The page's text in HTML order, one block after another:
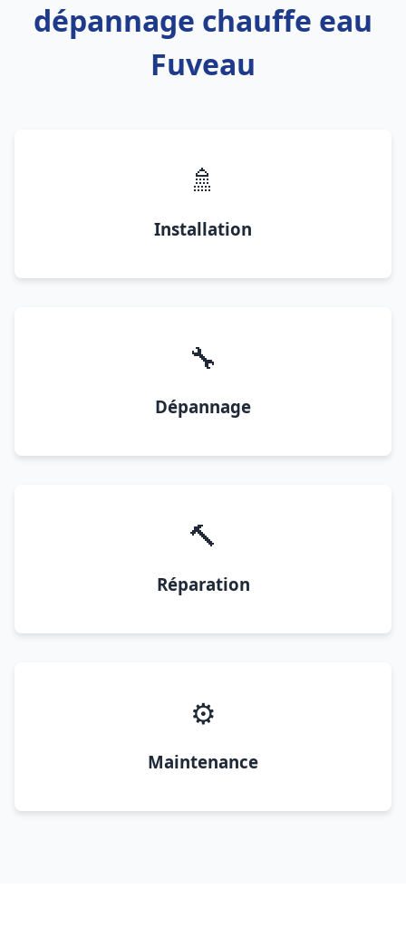
dépannage chauffe eau
Fuveau
🚿
Installation
🔧
Dépannage
🔨
Réparation
⚙️
Maintenance